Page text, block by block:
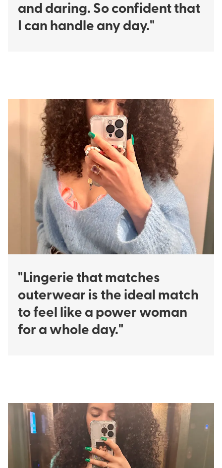
and daring. So confident that
I can handle any day."
"Lingerie that matches
outerwear is the ideal match
to feel like a power woman
for a whole day."